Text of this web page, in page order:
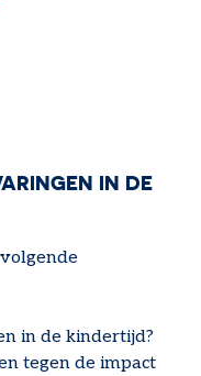
IN DE
in de kindertijd?
tegen de impact